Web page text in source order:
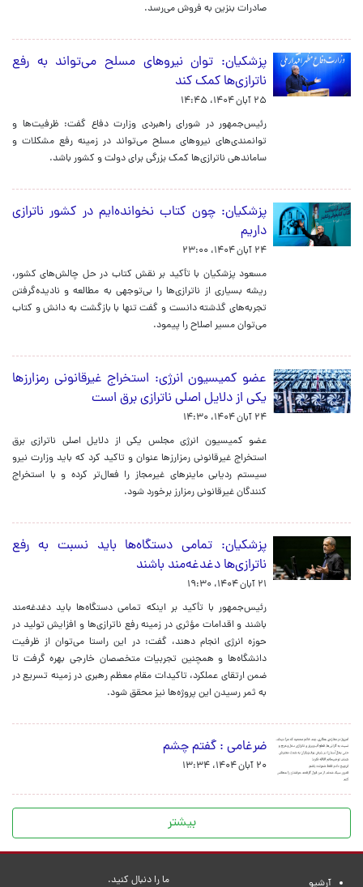
صادرات بنزین به فروش می‌رسد.
پزشکیان: توان نیروهای مسلح می‌تواند به رفع
ناترازی‌ها کمک کند
۲۵ آبان ۱۴۰۴، ۱۴:۴۵
رئیس‌جمهور در شورای راهبردی وزارت دفاع گفت: ظرفیت‌ها و
توانمندی‌های نیروهای مسلح می‌تواند در زمینه رفع مشکلات و
ساماندهی ناترازی‌ها کمک بزرگی برای دولت و کشور باشد.
پزشکیان: چون کتاب نخوانده‌ایم در کشور ناترازی
داریم
۲۴ آبان ۱۴۰۴، ۲۳:۰۰
مسعود پزشکیان با تأکید بر نقش کتاب در حل چالش‌های کشور،
ریشه بسیاری از ناترازی‌ها را بی‌توجهی به مطالعه و نادیده‌گرفتن
تجربه‌های گذشته دانست و گفت تنها با بازگشت به دانش و کتاب
می‌توان مسیر اصلاح را پیمود.
عضو کمیسیون انرژی: استخراج غیرقانونی رمزارزها
یکی از دلایل اصلی ناترازی برق است
۲۴ آبان ۱۴۰۴، ۱۴:۳۰
عضو کمیسیون انرژی مجلس یکی از دلایل اصلی ناترازی برق
استخراج غیرقانونی رمزارزها عنوان و تاکید کرد که باید وزارت نیرو
سیستم ردیابی ماینرهای غیرمجاز را فعال‌تر کرده و با استخراج
کنندگان غیرقانونی رمزارز برخورد شود.
پزشکیان: تمامی دستگاه‌ها باید نسبت به رفع
ناترازی‌ها دغدغه‌مند باشند
۲۱ آبان ۱۴۰۴، ۱۹:۳۰
رئیس‌جمهور با تأکید بر اینکه تمامی دستگاه‌ها باید دغدغه‌مند
باشند و اقدامات مؤثری در زمینه رفع ناترازی‌ها و افزایش تولید در
حوزه انرژی انجام دهند، گفت: در این راستا می‌توان از ظرفیت
دانشگاه‌ها و همچنین تجربیات متخصصان خارجی بهره گرفت تا
ضمن ارتقای عملکرد، تاکیدات مقام معظم رهبری در زمینه تسریع در
به ثمر رسیدن این پروژه‌ها نیز محقق شود.
ضرغامی : گفتم چشم
۲۰ آبان ۱۴۰۴، ۱۳:۳۴
بیشتر
آرشیو ما را دنبال کنید.